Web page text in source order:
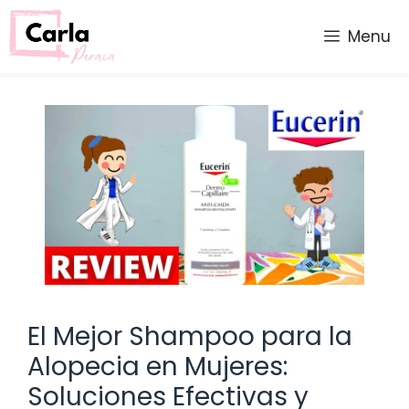
Saltar
al
contenido
Menu
El Mejor Shampoo para la
Alopecia en Mujeres:
Soluciones Efectivas y